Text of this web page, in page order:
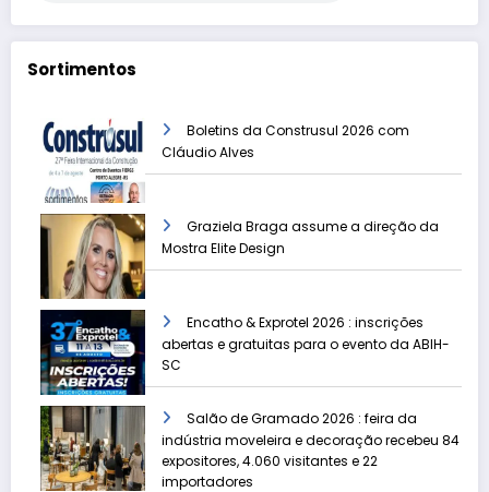
Sortimentos
Boletins da Construsul 2026 com
Cláudio Alves
Graziela Braga assume a direção da
Mostra Elite Design
Encatho & Exprotel 2026 : inscrições
abertas e gratuitas para o evento da ABIH-
SC
Salão de Gramado 2026 : feira da
indústria moveleira e decoração recebeu 84
expositores, 4.060 visitantes e 22
importadores